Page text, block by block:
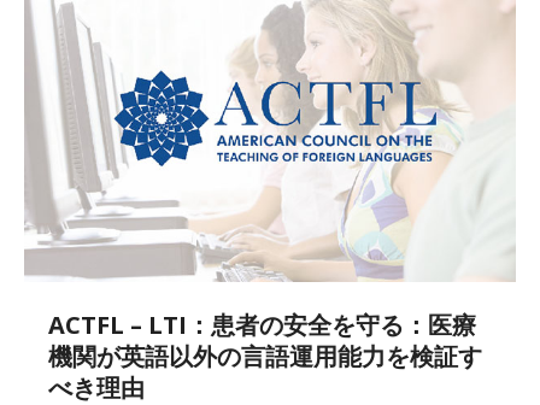
ACTFL – LTI：患者の安全を守る：医療
機関が英語以外の言語運用能力を検証す
べき理由